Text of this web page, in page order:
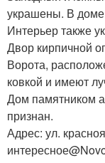
украшены. В доме
Интерьер также
Двор кирпичной
Ворота,
ковкой и имеют
Дом памятником
признан.
Адрес: ул.